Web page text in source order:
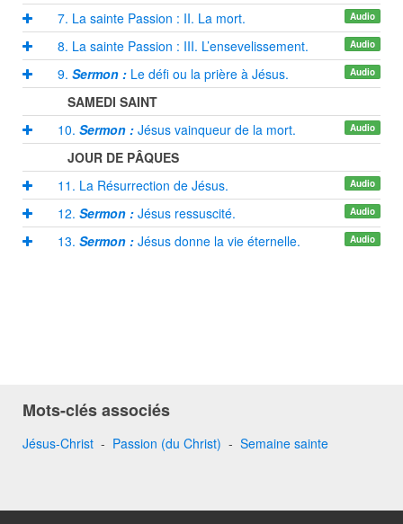
Audio
7. La sainte Passion : II. La mort.
Audio
8. La sainte Passion : III. L’ensevelissement.
Audio
9. Sermon : Le défi ou la prière à Jésus.
SAMEDI SAINT
Audio
10. Sermon : Jésus vainqueur de la mort.
JOUR DE PÂQUES
Audio
11. La Résurrection de Jésus.
Audio
12. Sermon : Jésus ressuscité.
Audio
13. Sermon : Jésus donne la vie éternelle.
Mots-clés associés
Jésus-Christ - Passion (du Christ) - Semaine sainte